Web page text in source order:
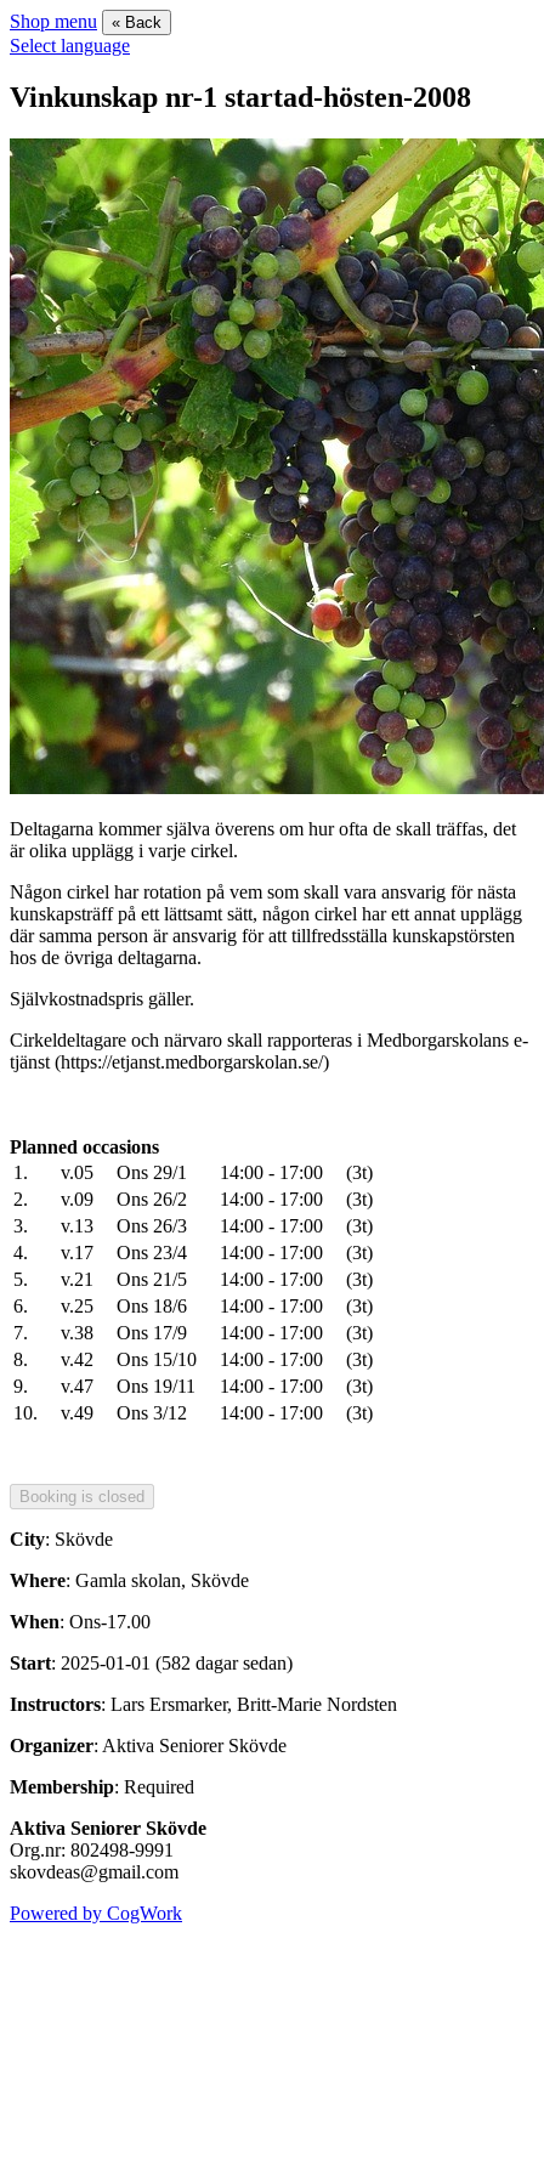
Shop menu « Back
Select language
Vinkunskap nr-1 startad-hösten-2008
Deltagarna kommer själva överens om hur ofta de skall träffas, det
är olika upplägg i varje cirkel.
Någon cirkel har rotation på vem som skall vara ansvarig för nästa
kunskapsträff på ett lättsamt sätt, någon cirkel har ett annat upplägg
där samma person är ansvarig för att tillfredsställa kunskapstörsten
hos de övriga deltagarna.
Självkostnadspris gäller.
Cirkeldeltagare och närvaro skall rapporteras i Medborgarskolans e-
tjänst (https://etjanst.medborgarskolan.se/)
Planned occasions
1.
v.05 Ons 29/1 14:00 - 17:00
(3t)
2.
v.09 Ons 26/2 14:00 - 17:00
(3t)
3.
v.13 Ons 26/3 14:00 - 17:00
(3t)
4.
v.17 Ons 23/4 14:00 - 17:00
(3t)
5.
v.21 Ons 21/5 14:00 - 17:00
(3t)
6.
v.25 Ons 18/6 14:00 - 17:00
(3t)
7.
v.38 Ons 17/9 14:00 - 17:00
(3t)
8.
v.42 Ons 15/10 14:00 - 17:00
(3t)
9.
v.47 Ons 19/11 14:00 - 17:00
(3t)
10.
v.49 Ons 3/12 14:00 - 17:00 (3t)
City: Skövde
Where: Gamla skolan, Skövde
When: Ons-17.00
Start: 2025-01-01 (582 dagar sedan)
Instructors: Lars Ersmarker, Britt-Marie Nordsten
Organizer: Aktiva Seniorer Skövde
Membership: Required
Aktiva Seniorer Skövde
Org.nr: 802498-9991
skovdeas@gmail.com
Powered by CogWork